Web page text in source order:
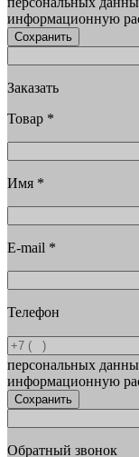
информационную
Сохранить
Заказать
Товар *
Имя *
E-mail *
Телефон
персональных
информационную
Сохранить
Обратный звонок